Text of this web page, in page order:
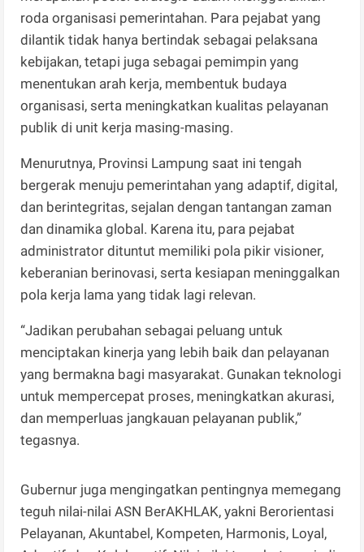
roda organisasi pemerintahan. Para pejabat yang
dilantik tidak hanya bertindak sebagai pelaksana
kebijakan, tetapi juga sebagai pemimpin yang
menentukan arah kerja, membentuk budaya
organisasi, serta meningkatkan kualitas pelayanan
publik di unit kerja masing-masing.
Menurutnya, Provinsi Lampung saat ini tengah
bergerak menuju pemerintahan yang adaptif, digital,
dan berintegritas, sejalan dengan tantangan zaman
dan dinamika global. Karena itu, para pejabat
administrator dituntut memiliki pola pikir visioner,
keberanian berinovasi, serta kesiapan meninggalkan
pola kerja lama yang tidak lagi relevan.
“Jadikan perubahan sebagai peluang untuk
menciptakan kinerja yang lebih baik dan pelayanan
yang bermakna bagi masyarakat. Gunakan teknologi
untuk mempercepat proses, meningkatkan akurasi,
dan memperluas jangkauan pelayanan publik,”
tegasnya.
Gubernur juga mengingatkan pentingnya memegang
teguh nilai-nilai ASN BerAKHLAK, yakni Berorientasi
Pelayanan, Akuntabel, Kompeten, Harmonis, Loyal,